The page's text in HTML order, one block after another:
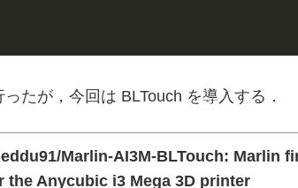
たが，今回は BLTouch を導入する．
Marlin-AI3M-BLTouch: Marlin
the Anycubic i3 Mega 3D printer